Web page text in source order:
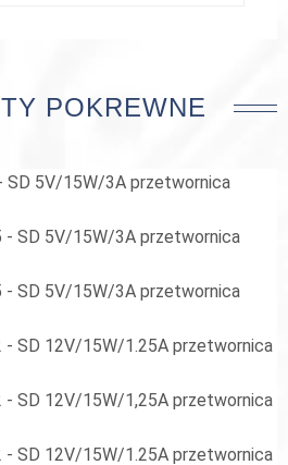
POKREWNE
SD 5V/15W/3A przetwornica
- SD 5V/15W/3A przetwornica
- SD 5V/15W/3A przetwornica
- SD 12V/15W/1.25A przetwornica
- SD 12V/15W/1,25A przetwornica
- SD 12V/15W/1.25A przetwornica